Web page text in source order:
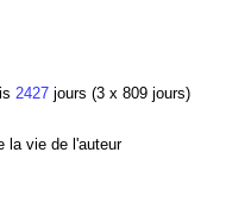
2427jours (3 x 809 jours)
la vie de l'auteur